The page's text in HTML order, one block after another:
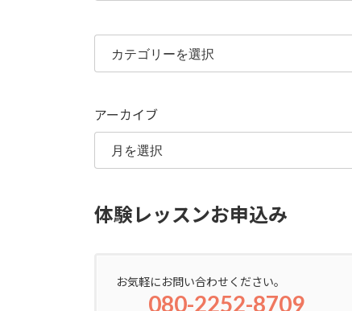
カ
ゴ
ー
アーカイブ
体験レッスンお申込み
お気軽にお問い合わせください。
080-2252-8709